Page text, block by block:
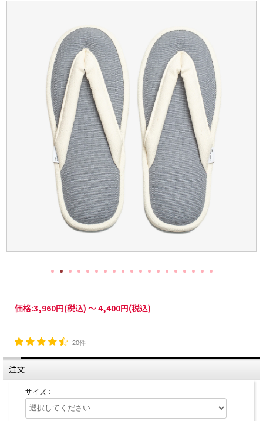
価格:3,960円(税込) ～4,400円(税込)
20件
注文
サイズ：